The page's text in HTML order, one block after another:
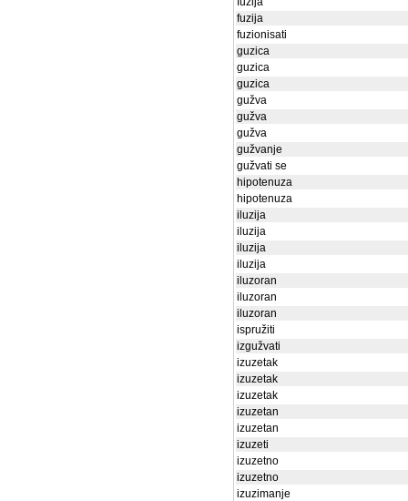
fuzija
fuzionisati
guzica
guzica
guzica
gužva
gužva
gužva
gužvanje
gužvati se
hipotenuza
hipotenuza
iluzija
iluzija
iluzija
iluzija
iluzoran
iluzoran
iluzoran
ispružiti
izgužvati
izuzetak
izuzetak
izuzetak
izuzetan
izuzetan
izuzeti
izuzetno
izuzetno
izuzimanje